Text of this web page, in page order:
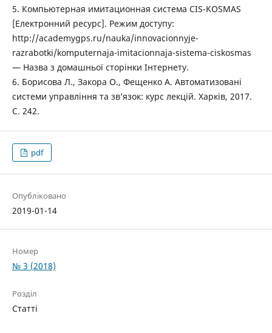
5. Компьютерная имитационная система CIS-KOSMAS
[Електронний ресурс]. Режим доступу:
http://academygps.ru/nauka/innovacionnyje-
razrabotki/komputernaja-imitacionnaja-sistema-ciskosmas
— Назва з домашньої сторінки Інтернету.
6. Борисова Л., Закора О., Фещенко А. Автоматизовані
системи управління та зв’язок: курс лекцій. Харків, 2017.
С. 242.
pdf
Опубліковано
2019-01-14
Номер
№ 3 (2018)
Розділ
Статті